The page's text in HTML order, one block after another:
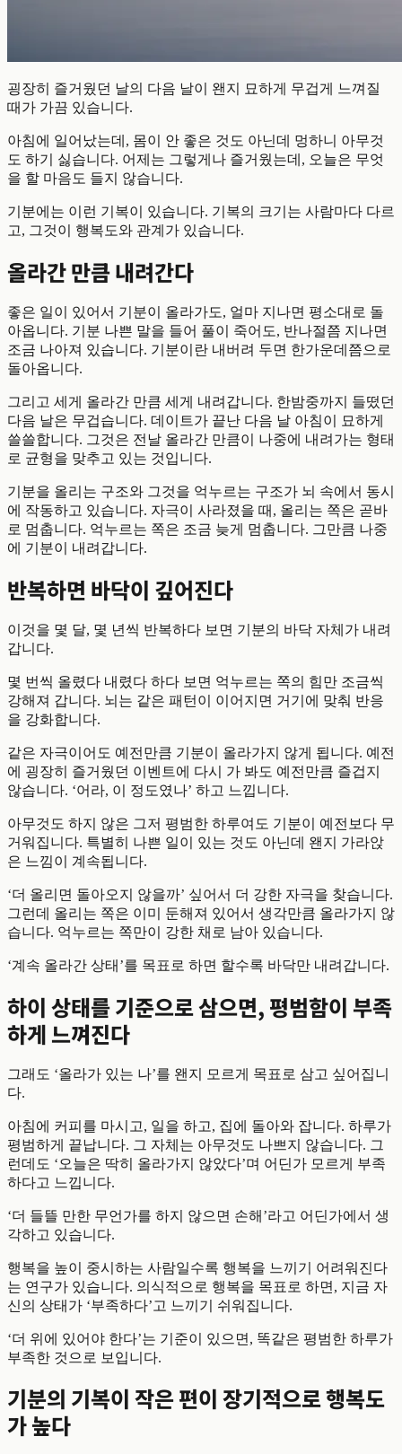
굉장히 즐거웠던 날의 다음 날이 왠지 묘하게 무겁게 느껴질
때가 가끔 있습니다.
아침에 일어났는데, 몸이 안 좋은 것도 아닌데 멍하니 아무것
도 하기 싫습니다. 어제는 그렇게나 즐거웠는데, 오늘은 무엇
을 할 마음도 들지 않습니다.
기분에는 이런 기복이 있습니다. 기복의 크기는 사람마다 다르
고, 그것이 행복도와 관계가 있습니다.
올라간 만큼 내려간다
좋은 일이 있어서 기분이 올라가도, 얼마 지나면 평소대로 돌
아옵니다. 기분 나쁜 말을 들어 풀이 죽어도, 반나절쯤 지나면
조금 나아져 있습니다. 기분이란 내버려 두면 한가운데쯤으로
돌아옵니다.
그리고 세게 올라간 만큼 세게 내려갑니다. 한밤중까지 들떴던
다음 날은 무겁습니다. 데이트가 끝난 다음 날 아침이 묘하게
쓸쓸합니다. 그것은 전날 올라간 만큼이 나중에 내려가는 형태
로 균형을 맞추고 있는 것입니다.
기분을 올리는 구조와 그것을 억누르는 구조가 뇌 속에서 동시
에 작동하고 있습니다. 자극이 사라졌을 때, 올리는 쪽은 곧바
로 멈춥니다. 억누르는 쪽은 조금 늦게 멈춥니다. 그만큼 나중
에 기분이 내려갑니다.
반복하면 바닥이 깊어진다
이것을 몇 달, 몇 년씩 반복하다 보면 기분의 바닥 자체가 내려
갑니다.
몇 번씩 올렸다 내렸다 하다 보면 억누르는 쪽의 힘만 조금씩
강해져 갑니다. 뇌는 같은 패턴이 이어지면 거기에 맞춰 반응
을 강화합니다.
같은 자극이어도 예전만큼 기분이 올라가지 않게 됩니다. 예전
에 굉장히 즐거웠던 이벤트에 다시 가 봐도 예전만큼 즐겁지
않습니다. ‘어라, 이 정도였나’ 하고 느낍니다.
아무것도 하지 않은 그저 평범한 하루여도 기분이 예전보다 무
거워집니다. 특별히 나쁜 일이 있는 것도 아닌데 왠지 가라앉
은 느낌이 계속됩니다.
‘더 올리면 돌아오지 않을까’ 싶어서 더 강한 자극을 찾습니다.
그런데 올리는 쪽은 이미 둔해져 있어서 생각만큼 올라가지 않
습니다. 억누르는 쪽만이 강한 채로 남아 있습니다.
‘계속 올라간 상태’를 목표로 하면 할수록 바닥만 내려갑니다.
하이 상태를 기준으로 삼으면, 평범함이 부족
하게 느껴진다
그래도 ‘올라가 있는 나’를 왠지 모르게 목표로 삼고 싶어집니
다.
아침에 커피를 마시고, 일을 하고, 집에 돌아와 잡니다. 하루가
평범하게 끝납니다. 그 자체는 아무것도 나쁘지 않습니다. 그
런데도 ‘오늘은 딱히 올라가지 않았다’며 어딘가 모르게 부족
하다고 느낍니다.
‘더 들뜰 만한 무언가를 하지 않으면 손해’라고 어딘가에서 생
각하고 있습니다.
행복을 높이 중시하는 사람일수록 행복을 느끼기 어려워진다
는 연구가 있습니다. 의식적으로 행복을 목표로 하면, 지금 자
신의 상태가 ‘부족하다’고 느끼기 쉬워집니다.
‘더 위에 있어야 한다’는 기준이 있으면, 똑같은 평범한 하루가
부족한 것으로 보입니다.
기분의 기복이 작은 편이 장기적으로 행복도
가 높다